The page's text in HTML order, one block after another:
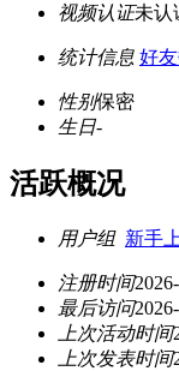
视频认证未认
统计信息 好
性别保密
生日-
活跃概况
用户组 新手
注册时间
最后访问
上次活动时间
上次发表时间